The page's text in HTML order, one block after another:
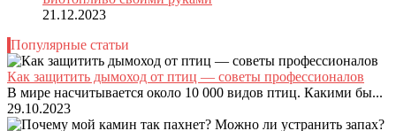
21.12.2023
Популярные статьи
Как защитить дымоход от птиц — советы профессионалов
В мире насчитывается около 10 000 видов птиц. Какими бы...
29.10.2023